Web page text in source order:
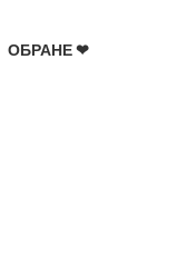
ОБРАНЕ ❤